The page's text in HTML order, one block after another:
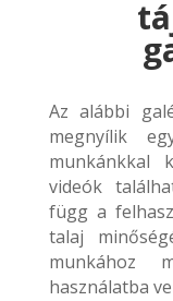
Az alábbi
megnyílik
munkánkkal
videók
függ a
talaj
munkához
használatba